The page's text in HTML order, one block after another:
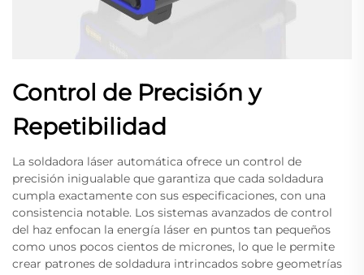
Control de Precisión y
Repetibilidad
La soldadora láser automática ofrece un control de
precisión inigualable que garantiza que cada soldadura
cumpla exactamente con sus especificaciones, con una
consistencia notable. Los sistemas avanzados de control
del haz enfocan la energía láser en puntos tan pequeños
como unos pocos cientos de micrones, lo que le permite
crear patrones de soldadura intrincados sobre geometrías